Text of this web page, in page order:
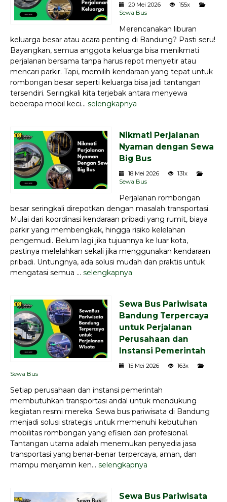
20 Mei 2026
155x
Sewa Bus
Merencanakan liburan
keluarga besar atau acara penting di Bandung? Pasti seru!
Bayangkan, semua anggota keluarga bisa menikmati
perjalanan bersama tanpa harus repot menyetir atau
mencari parkir. Tapi, memilih kendaraan yang tepat untuk
rombongan besar seperti keluarga bisa jadi tantangan
tersendiri. Seringkali kita terjebak antara menyewa
beberapa mobil keci... selengkapnya
Nikmati Perjalanan
Nyaman dengan Sewa
Big Bus
18 Mei 2026
131x
Sewa Bus
Perjalanan rombongan
besar seringkali direpotkan dengan masalah transportasi.
Mulai dari koordinasi kendaraan pribadi yang rumit, biaya
parkir yang membengkak, hingga risiko kelelahan
pengemudi. Belum lagi jika tujuannya ke luar kota,
pastinya melelahkan sekali jika menggunakan kendaraan
pribadi. Untungnya, ada solusi mudah dan praktis untuk
mengatasi semua ... selengkapnya
Sewa Bus Pariwisata
Bandung Terpercaya
untuk Perjalanan
Perusahaan dan
Instansi Pemerintah
15 Mei 2026
163x
Sewa Bus
Setiap perusahaan dan instansi pemerintah
membutuhkan transportasi andal untuk mendukung
kegiatan resmi mereka. Sewa bus pariwisata di Bandung
menjadi solusi strategis untuk memenuhi kebutuhan
mobilitas rombongan yang efisien dan profesional.
Tantangan utama adalah menemukan penyedia jasa
transportasi yang benar-benar terpercaya, aman, dan
mampu menjamin ken... selengkapnya
Sewa Bus Pariwisata